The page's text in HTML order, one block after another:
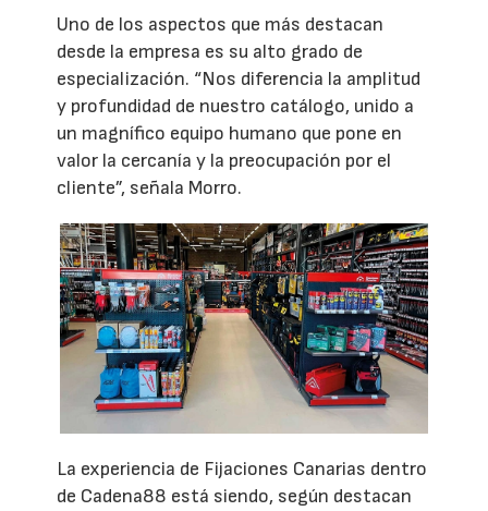
Uno de los aspectos que más destacan
desde la empresa es su alto grado de
especialización. “Nos diferencia la amplitud
y profundidad de nuestro catálogo, unido a
un magnífico equipo humano que pone en
valor la cercanía y la preocupación por el
cliente”, señala Morro.
La experiencia de Fijaciones Canarias dentro
de Cadena88 está siendo, según destacan